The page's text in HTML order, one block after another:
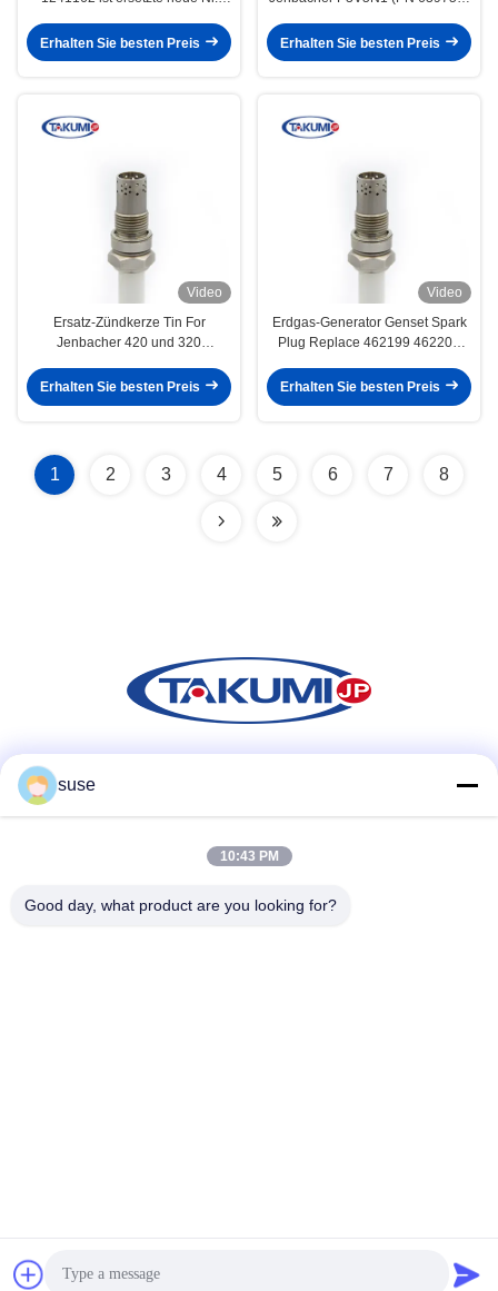
gewesen
Erhalten Sie besten Preis
320 Maschinen
Erhalten Sie besten Preis
Video
Ersatz-Zündkerze Tin For
Jenbacher 420 und 320
Erhalten Sie besten Preis
Video
Erdgas-Generator Genset Spark
Plug Replace 462199 462203
Erhalten Sie besten Preis
1 2 3 4 5 6 7 8
2017-2026 TAKUMI JAPAN AUTO PARTS CO.,LTD. . Alle Rechte
suse
10:43 PM
Good day, what product are you looking for?